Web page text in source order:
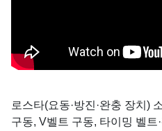
로스타(요동·방진·완충 장치)
구동, V벨트 구동, 타이밍 벨트